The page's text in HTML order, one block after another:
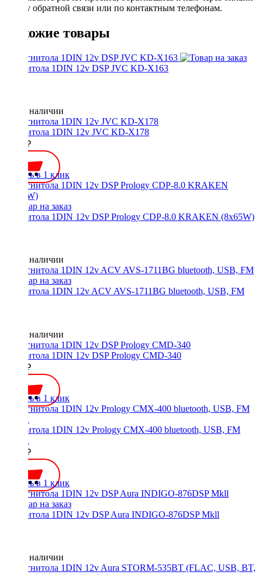
форму обратной связи или по контактным телефонам.
Похожие товары
Магнитола 1DIN 12v DSP JVC KD-X163
Нет в наличии
Магнитола 1DIN 12v JVC KD-X178
9500 ₽
Купить в 1 клик
Магнитола 1DIN 12v DSP Prology CDP-8.0 KRAKEN (8x65W)
Нет в наличии
Магнитола 1DIN 12v ACV AVS-1711BG bluetooth, USB, FM
Нет в наличии
Магнитола 1DIN 12v DSP Prology CMD-340
5690 ₽
Купить в 1 клик
Магнитола 1DIN 12v Prology CMX-400 bluetooth, USB, FM
4290 ₽
Купить в 1 клик
Магнитола 1DIN 12v DSP Aura INDIGO-876DSP Mkll
Нет в наличии